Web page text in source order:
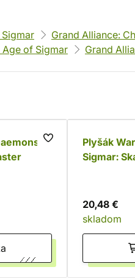
Grand Alliance:
Age of Sigmar Grand
Plyšák
Sigmar:
20,48 €
skladom